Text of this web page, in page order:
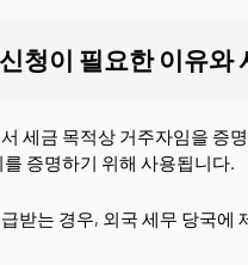
청이 필요한 이유와
세금 목적상 거주자임을 증
증명하기 위해 사용됩니다.
받는 경우, 외국 세무 당국에